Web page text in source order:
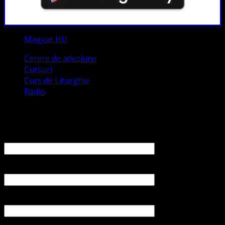
Magyar HU
Cerere de adeziune
Cursuri
Curs de Liturghie
Radio